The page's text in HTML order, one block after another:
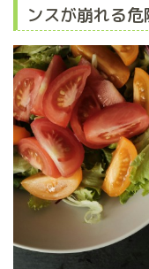
ンスが崩れる